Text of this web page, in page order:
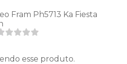
Fram Ph5713 Ka Fiesta
esse produto.